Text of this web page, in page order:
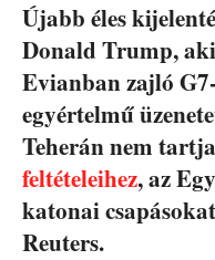
Újabb éles
Donald Trump,
Evianban zajló
egyértelmű
Teherán nem
feltételeihez, az
katonai
Reuters.